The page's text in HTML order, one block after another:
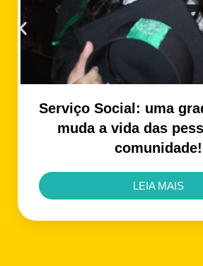
Serviço Social: uma
muda a vida das
comunidade!
LEIA MAIS